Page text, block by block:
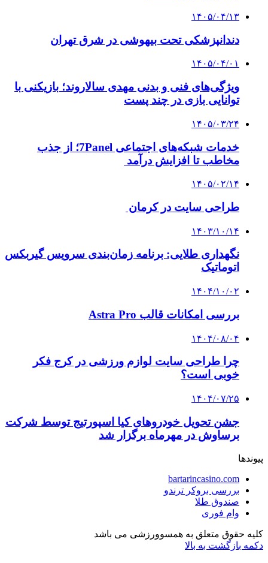
۱۴۰۵/۰۴/۱۳
دندانپزشکی تحت بیهوشی در شرق تهران
۱۴۰۵/۰۴/۰۱
ویژگی‌های فنی و بدنی مهدی سالاروند؛ بازیکنی با
توانایی بازی در چند پست
۱۴۰۵/۰۳/۲۴
خدمات شبکه‌های اجتماعی 7Panel؛ از جذب
مخاطب تا افزایش درآمد
۱۴۰۵/۰۲/۱۴
طراحی سایت در کرمان
۱۴۰۳/۱۰/۱۴
نگهداری طلایی: برنامه زمان‌بندی سرویس گیربکس
اتوماتیک
۱۴۰۴/۱۰/۰۲
بررسی امکانات قالب Astra Pro
۱۴۰۴/۰۸/۰۴
چرا طراحی سایت لوازم ورزشی در کرج فکر
خوبی است؟
۱۴۰۴/۰۷/۲۵
جشن تحویل خودروهای کیا اسپورتیج توسط شرکت
برساوش در مهرماه برگزار شد
پیوندها
bartarincasino.com
بررسی بروکر ترندو
صندوق طلا
وام فوری
کلیه حقوق متعلق به همسوورزشی می باشد
دکمه بازگشت به بالا